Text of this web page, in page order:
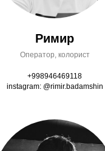
Римир
Оператор, колорист
+998946469118
instagram: @rimir.badamshin